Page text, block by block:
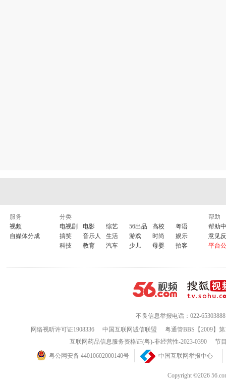
服务
视频
自媒体分成
分类
电视剧
电影 综艺 56出品 高校
粤语
搞笑
音乐人 生活 游戏 时尚
娱乐
科技
教育 汽车 少儿 母婴 拍客
帮助
帮助
意见
平台
不良信息举报电话：022-65303888
网络视听许可证1908336
中国互联网诚信联盟
粤通管BBS【2009】
互联网药品信息服务资格证(粤)-非经营性-2023-0390
节
粤公网安备 44010602000140号
中国互联网举报中心
Copyright ©2026